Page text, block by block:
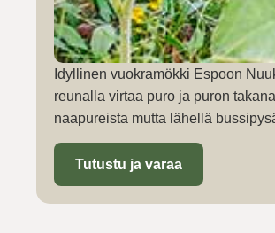
Idyllinen vuokramökki Espoon
reunalla virtaa puro ja puron
naapureista mutta lähellä
Tutustu ja varaa